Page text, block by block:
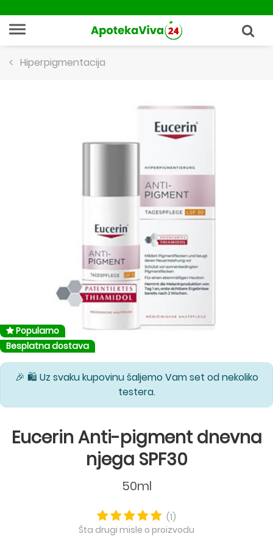
Hiperpigmentacija
Popularno
Besplatna dostava
🎉 🛍️ Uz svaku kupovinu šaljemo Vam set od nekoliko
testera.
Eucerin Anti-pigment dnevna
njega SPF30
50ml
(1)
Šta drugi misle o proizvodu